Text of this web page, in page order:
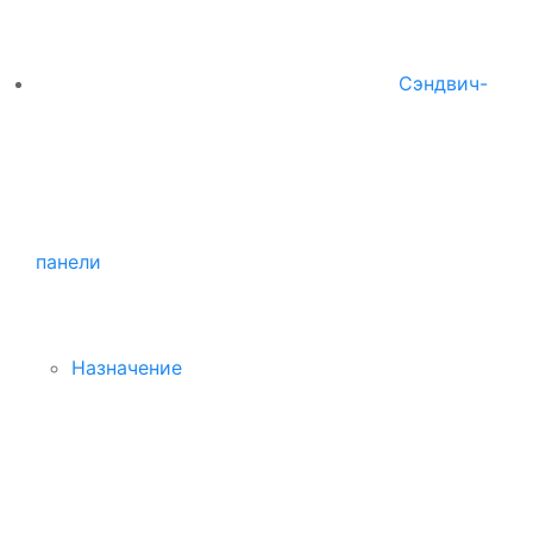
Сэндвич-
панели
Назначение